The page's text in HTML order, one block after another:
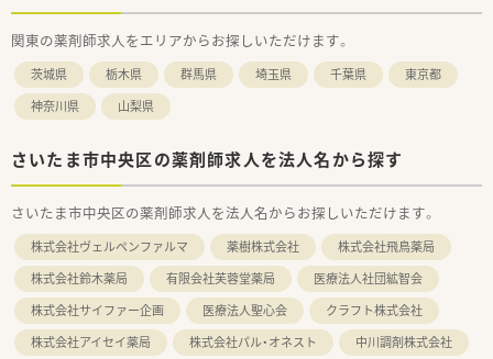
関東の薬剤師求人をエリアからお探しいただけます。
茨城県 栃木県 群馬県 埼玉県 千葉県
東京都
神奈川県
山梨県
さいたま市中央区の薬剤師求人を法人名から探す
さいたま市中央区の薬剤師求人を法人名からお探しいただけます。
株式会社ヴェルペンファルマ 薬樹株式会社
株式会社飛鳥薬局
株式会社鈴木薬局
有限会社芙蓉堂薬局
医療法人社団絋智会
株式会社サイファー企画
医療法人聖心会
クラフト株式会社
株式会社アイセイ薬局
株式会社パル・オネスト
中川調剤株式会社